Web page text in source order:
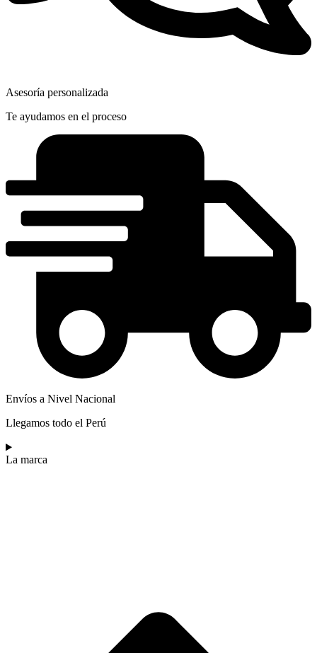
Asesoría personalizada
Te ayudamos en el proceso
Envíos a Nivel Nacional
Llegamos todo el Perú
La marca​